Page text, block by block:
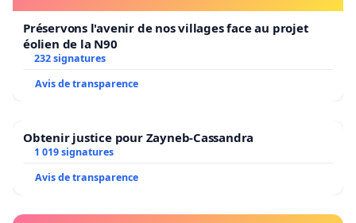
Préservons l'avenir de nos villages face au projet
éolien de la N90
232 signatures
Avis de transparence
Obtenir justice pour Zayneb-Cassandra
1 019 signatures
Avis de transparence